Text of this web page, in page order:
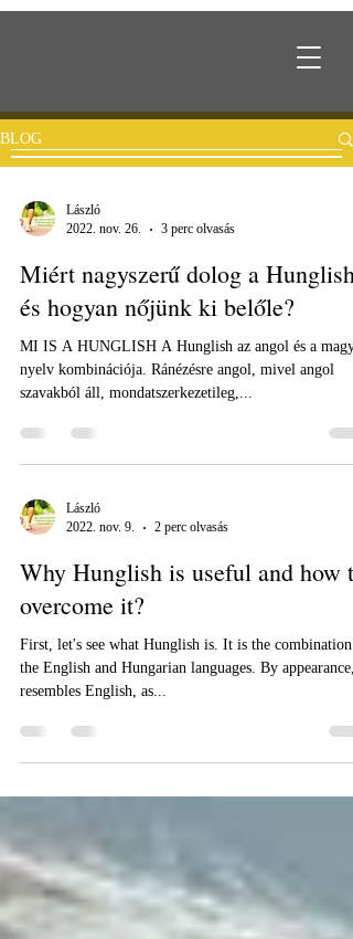
BLOG
László
2022. nov. 26.
3 perc olvasás
Miért nagyszerű dolog a Hunglish
és hogyan nőjünk ki belőle?
MI IS A HUNGLISH A Hunglish az angol és a
nyelv kombinációja. Ránézésre angol, mivel angol
szavakból áll, mondatszerkezetileg,...
László
2022. nov. 9.
2 perc olvasás
Why Hunglish is useful and how to
overcome it?
First, let's see what Hunglish is. It is the combination
the English and Hungarian languages. By appearance,
resembles English, as...